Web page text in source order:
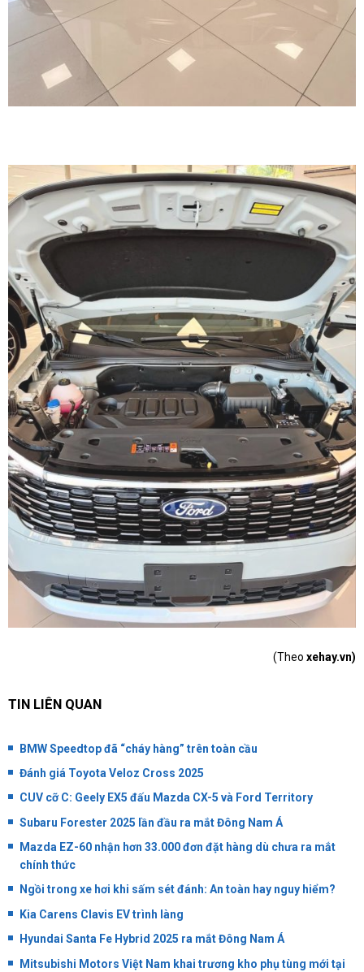
(Theo xehay.vn)
TIN LIÊN QUAN
BMW Speedtop đã “cháy hàng” trên toàn cầu
Đánh giá Toyota Veloz Cross 2025
CUV cỡ C: Geely EX5 đấu Mazda CX-5 và Ford Territory
Subaru Forester 2025 lần đầu ra mắt Đông Nam Á
Mazda EZ-60 nhận hơn 33.000 đơn đặt hàng dù chưa ra mắt
chính thức
Ngồi trong xe hơi khi sấm sét đánh: An toàn hay nguy hiểm?
Kia Carens Clavis EV trình làng
Hyundai Santa Fe Hybrid 2025 ra mắt Đông Nam Á
Mitsubishi Motors Việt Nam khai trương kho phụ tùng mới tại